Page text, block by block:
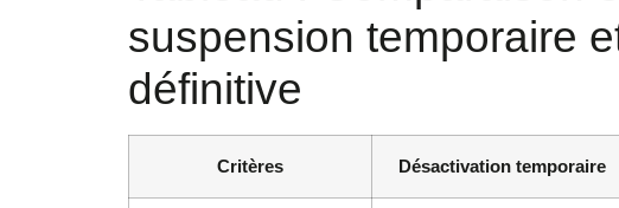
suspension temporaire
définitive
Critères Désactivation temporaire